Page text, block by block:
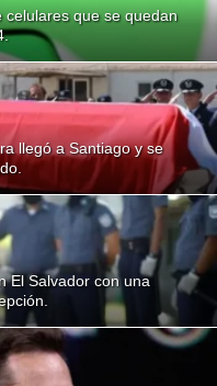
celulares que se quedan
llegó a Santiago y se
El Salvador con una